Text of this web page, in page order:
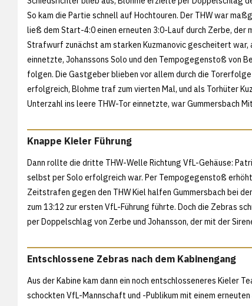
So kam die Partie schnell auf Hochtouren. Der THW war
ließ dem Start-4:0 einen erneuten 3:0-Lauf durch Zerbe, der
Strafwurf zunächst am starken Kuzmanovic gescheitert war,
einnetzte, Johanssons Solo und den Tempogegenstoß von
folgen. Die Gastgeber blieben vor allem durch die Torerfolge
erfolgreich, Blohme traf zum vierten Mal, und als Torhüter
Unterzahl ins leere THW-Tor einnetzte, war Gummersbach
Knappe Kieler Führung
Dann rollte die dritte THW-Welle Richtung VfL-Gehäuse:
selbst per Solo erfolgreich war. Per Tempogegenstoß
Zeitstrafen gegen den THW Kiel halfen Gummersbach bei
zum 13:12 zur ersten VfL-Führung führte. Doch die Zebras
per Doppelschlag von Zerbe und Johansson, der mit der
Entschlossene Zebras nach dem Kabinengang
Aus der Kabine kam dann ein noch entschlosseneres Kieler
schockten VfL-Mannschaft und -Publikum mit einem